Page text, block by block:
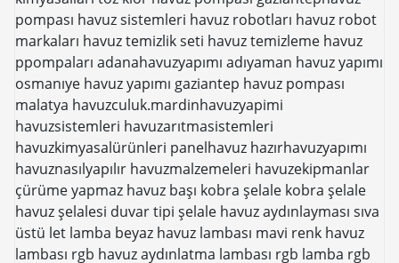
pompası havuz sistemleri havuz robotları havuz robot
markaları havuz temizlik seti havuz temizleme havuz
ppompaları adanahavuzyapımı adıyaman havuz yapımı
osmanıye havuz yapımı gaziantep havuz pompası
malatya havuzculuk.mardinhavuzyapimi
havuzsistemleri havuzarıtmasistemleri
havuzkimyasalürünleri panelhavuz hazırhavuzyapımı
havuznasılyapılır havuzmalzemeleri havuzekipmanlar
çürüme yapmaz havuz başı kobra şelale kobra şelale
havuz şelalesi duvar tipi şelale havuz aydınlayması sıva
üstü let lamba beyaz havuz lambası mavi renk havuz
lambası rgb havuz aydınlatma lambası rgb lamba rgb